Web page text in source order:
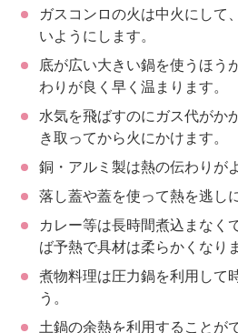
ガスコンロの火は中火にして
いようにします。
底が広い大きい鍋を使うほう
わりが良く早く温まります。
水気を飛ばすのにガス代がか
き取ってから火にかけます。
銅・アルミ製は熱の伝わりが
落し蓋や蓋を使って熱を逃し
カレー等は長時間煮込まなく
ば予熱で具材は柔らかくなり
煮物料理は圧力鍋を利用して
う。
土鍋の余熱を利用することが